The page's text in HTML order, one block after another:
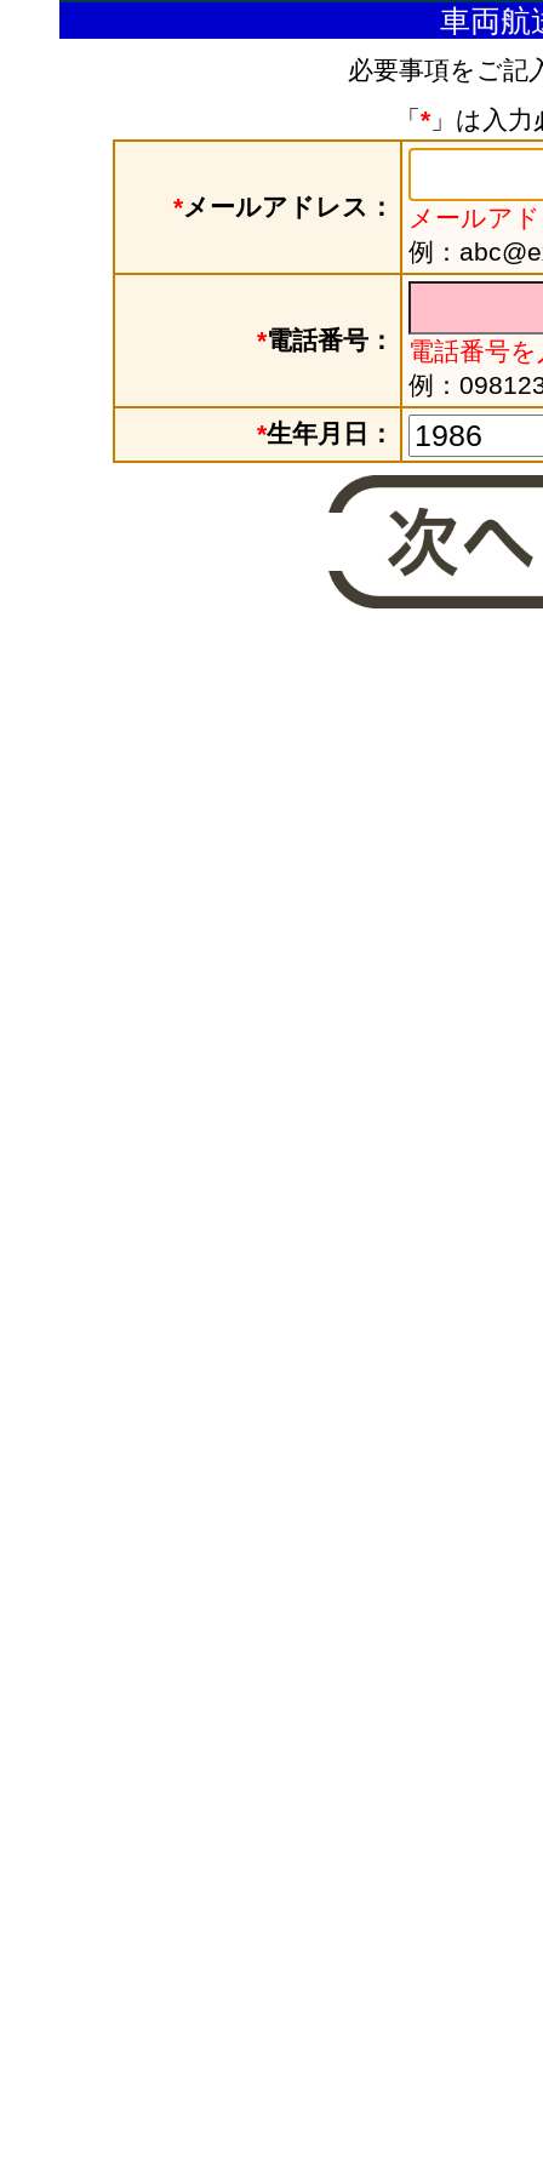
車両航
必要事項をご記
「 *」は入力
*メールアドレス：
メールア
例：
*電話番号：
電話番号
例：
*生年月日：